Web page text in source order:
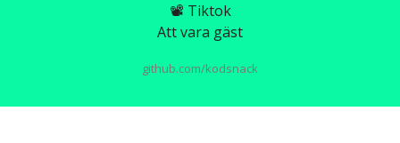
📽️ Tiktok
Att vara gäst
github.com/kodsnack